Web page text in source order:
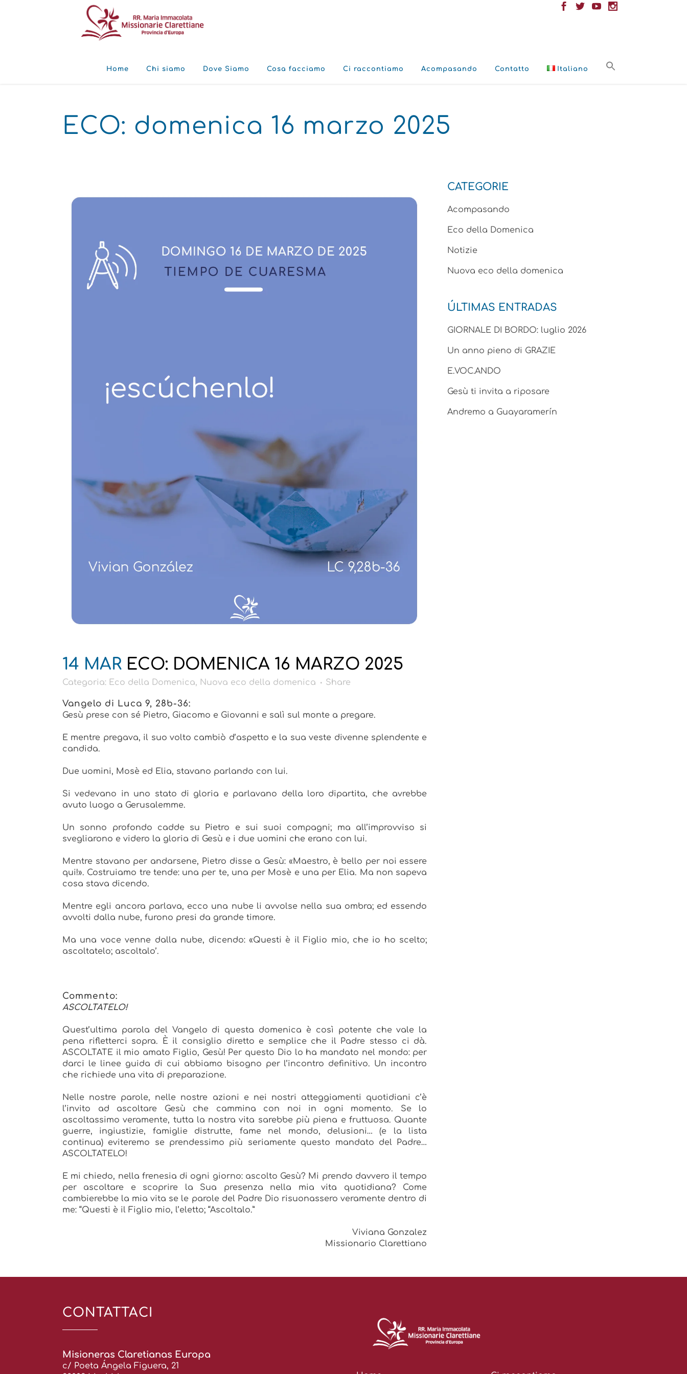
Home Chi siamo Dove Siamo Cosa facciamo Ci raccontiamo Acompasando Contatto Italiano
ECO: domenica 16 marzo 2025
14 MAR ECO: DOMENICA 16 MARZO 2025
Categoria: Eco della Domenica, Nuova eco della domenica Share
Vangelo di Luca 9, 28b-36:
Gesù prese con sé Pietro, Giacomo e Giovanni e salì sul monte a pregare.
E mentre pregava, il suo volto cambiò d’aspetto e la sua veste divenne splendente e
candida.
Due uomini, Mosè ed Elia, stavano parlando con lui.
Si vedevano in uno stato di gloria e parlavano della loro dipartita, che avrebbe
avuto luogo a Gerusalemme.
Un sonno profondo cadde su Pietro e sui suoi compagni; ma all’improvviso si
svegliarono e videro la gloria di Gesù e i due uomini che erano con lui.
Mentre stavano per andarsene, Pietro disse a Gesù: «Maestro, è bello per noi essere
qui!». Costruiamo tre tende: una per te, una per Mosè e una per Elia. Ma non sapeva
cosa stava dicendo.
Mentre egli ancora parlava, ecco una nube li avvolse nella sua ombra; ed essendo
avvolti dalla nube, furono presi da grande timore.
Ma una voce venne dalla nube, dicendo: «Questi è il Figlio mio, che io ho scelto;
ascoltatelo; ascoltalo’.
Commento:
ASCOLTATELO!
Quest’ultima parola del Vangelo di questa domenica è così potente che vale la
pena rifletterci sopra. È il consiglio diretto e semplice che il Padre stesso ci dà.
ASCOLTATE il mio amato Figlio, Gesù! Per questo Dio lo ha mandato nel mondo: per
darci le linee guida di cui abbiamo bisogno per l’incontro definitivo. Un incontro
che richiede una vita di preparazione.
Nelle nostre parole, nelle nostre azioni e nei nostri atteggiamenti quotidiani c’è
l’invito ad ascoltare Gesù che cammina con noi in ogni momento. Se lo
ascoltassimo veramente, tutta la nostra vita sarebbe più piena e fruttuosa. Quante
guerre, ingiustizie, famiglie distrutte, fame nel mondo, delusioni… (e la lista
continua) eviteremo se prendessimo più seriamente questo mandato del Padre…
ASCOLTATELO!
E mi chiedo, nella frenesia di ogni giorno: ascolto Gesù? Mi prendo davvero il tempo
per ascoltare e scoprire la Sua presenza nella mia vita quotidiana? Come
cambierebbe la mia vita se le parole del Padre Dio risuonassero veramente dentro di
me: “Questi è il Figlio mio, l’eletto; “Ascoltalo.”
Viviana Gonzalez
Missionario Clarettiano
CATEGORIE
Acompasando
Eco della Domenica
Notizie
Nuova eco della domenica
ÚLTIMAS ENTRADAS
GIORNALE DI BORDO: luglio 2026
Un anno pieno di GRAZIE
E.VOC.ANDO
Gesù ti invita a riposare
Andremo a Guayaramerín
CONTATTACI
Misioneras Claretianas Europa
c/ Poeta Ángela Figuera, 21